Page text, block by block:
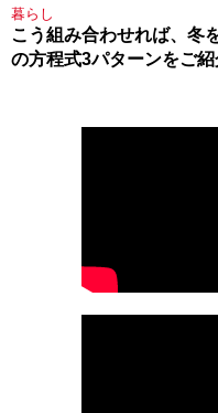
暮らし
こう組み合わせれば、冬
の方程式3パターンをご